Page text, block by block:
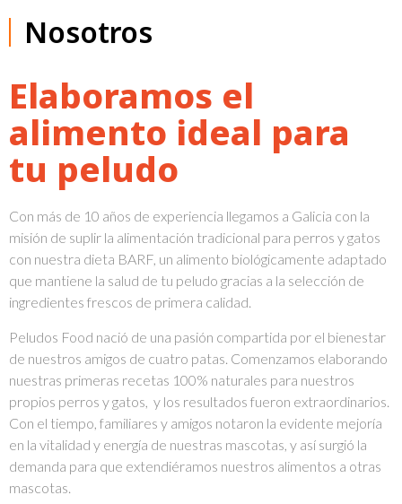
Nosotros
Elaboramos el
alimento ideal para
tu peludo
Con más de 10 años de experiencia llegamos a Galicia con la
misión de suplir la alimentación tradicional para perros y gatos
con nuestra dieta BARF, un alimento biológicamente adaptado
que mantiene la salud de tu peludo gracias a la selección de
ingredientes frescos de primera calidad.
Peludos Food nació de una pasión compartida por el bienestar
de nuestros amigos de cuatro patas. Comenzamos elaborando
nuestras primeras recetas 100% naturales para nuestros
propios perros y gatos, y los resultados fueron extraordinarios.
Con el tiempo, familiares y amigos notaron la evidente mejoría
en la vitalidad y energía de nuestras mascotas, y así surgió la
demanda para que extendiéramos nuestros alimentos a otras
mascotas.